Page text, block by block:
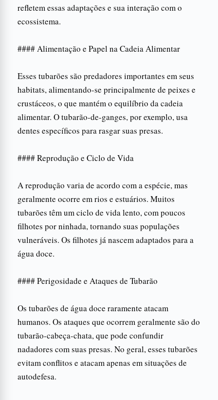
refletem essas adaptações e sua interação com o
ecossistema.
#### Alimentação e Papel na Cadeia Alimentar
Esses tubarões são predadores importantes em seus
habitats, alimentando-se principalmente de peixes e
crustáceos, o que mantém o equilíbrio da cadeia
alimentar. O tubarão-de-ganges, por exemplo, usa
dentes específicos para rasgar suas presas.
#### Reprodução e Ciclo de Vida
A reprodução varia de acordo com a espécie, mas
geralmente ocorre em rios e estuários. Muitos
tubarões têm um ciclo de vida lento, com poucos
filhotes por ninhada, tornando suas populações
vulneráveis. Os filhotes já nascem adaptados para a
água doce.
#### Perigosidade e Ataques de Tubarão
Os tubarões de água doce raramente atacam
humanos. Os ataques que ocorrem geralmente são do
tubarão-cabeça-chata, que pode confundir
nadadores com suas presas. No geral, esses tubarões
evitam conflitos e atacam apenas em situações de
autodefesa.